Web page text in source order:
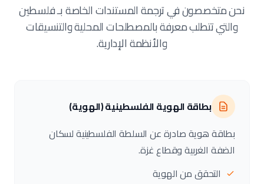
نحن متخصصون في ترجمة المستندات الخاصة بـ فلسطين
والتي تتطلب معرفة بالمصطلحات المحلية والتنسيقات
والأنظمة الإدارية.
بطاقة الهوية الفلسطينية (الهوية)
بطاقة هوية صادرة عن السلطة الفلسطينية لسكان
الضفة الغربية وقطاع غزة.
التحقق من الهوية